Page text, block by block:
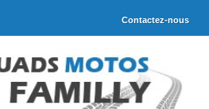
Contactez-nous